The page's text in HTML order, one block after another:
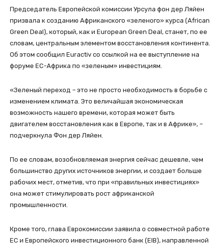
Председатель Европейской комиссии Урсула фон дер Ляйен
призвала к созданию Африканского «зеленого» курса (African
Green Deal), который, как и European Green Deal, станет, по ее
словам, центральным элементом восстановления континента.
Об этом сообщил Euractiv со ссылкой на ее выступление на
форуме ЕС-Африка по «зеленым» инвестициям.
«Зеленый переход – это не просто необходимость в борьбе с
изменением климата. Это величайшая экономическая
возможность нашего времени, которая может быть
двигателем восстановления как в Европе, так и в Африке», –
подчеркнула Фон дер Ляйен.
По ее словам, возобновляемая энергия сейчас дешевле, чем
большинство других источников энергии, и создает больше
рабочих мест, отметив, что при «правильных инвестициях»
она может стимулировать рост африканской
промышленности.
Кроме того, глава Еврокомиссии заявила о совместной работе
ЕС и Европейского инвестиционного банк (EIB), направленной